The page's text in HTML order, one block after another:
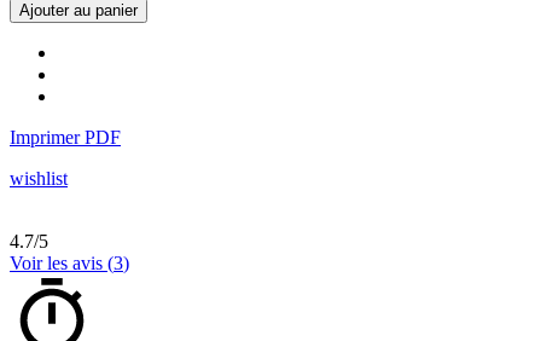
Ajouter au panier
Imprimer PDF
wishlist
4.7/5
Voir les avis (3)